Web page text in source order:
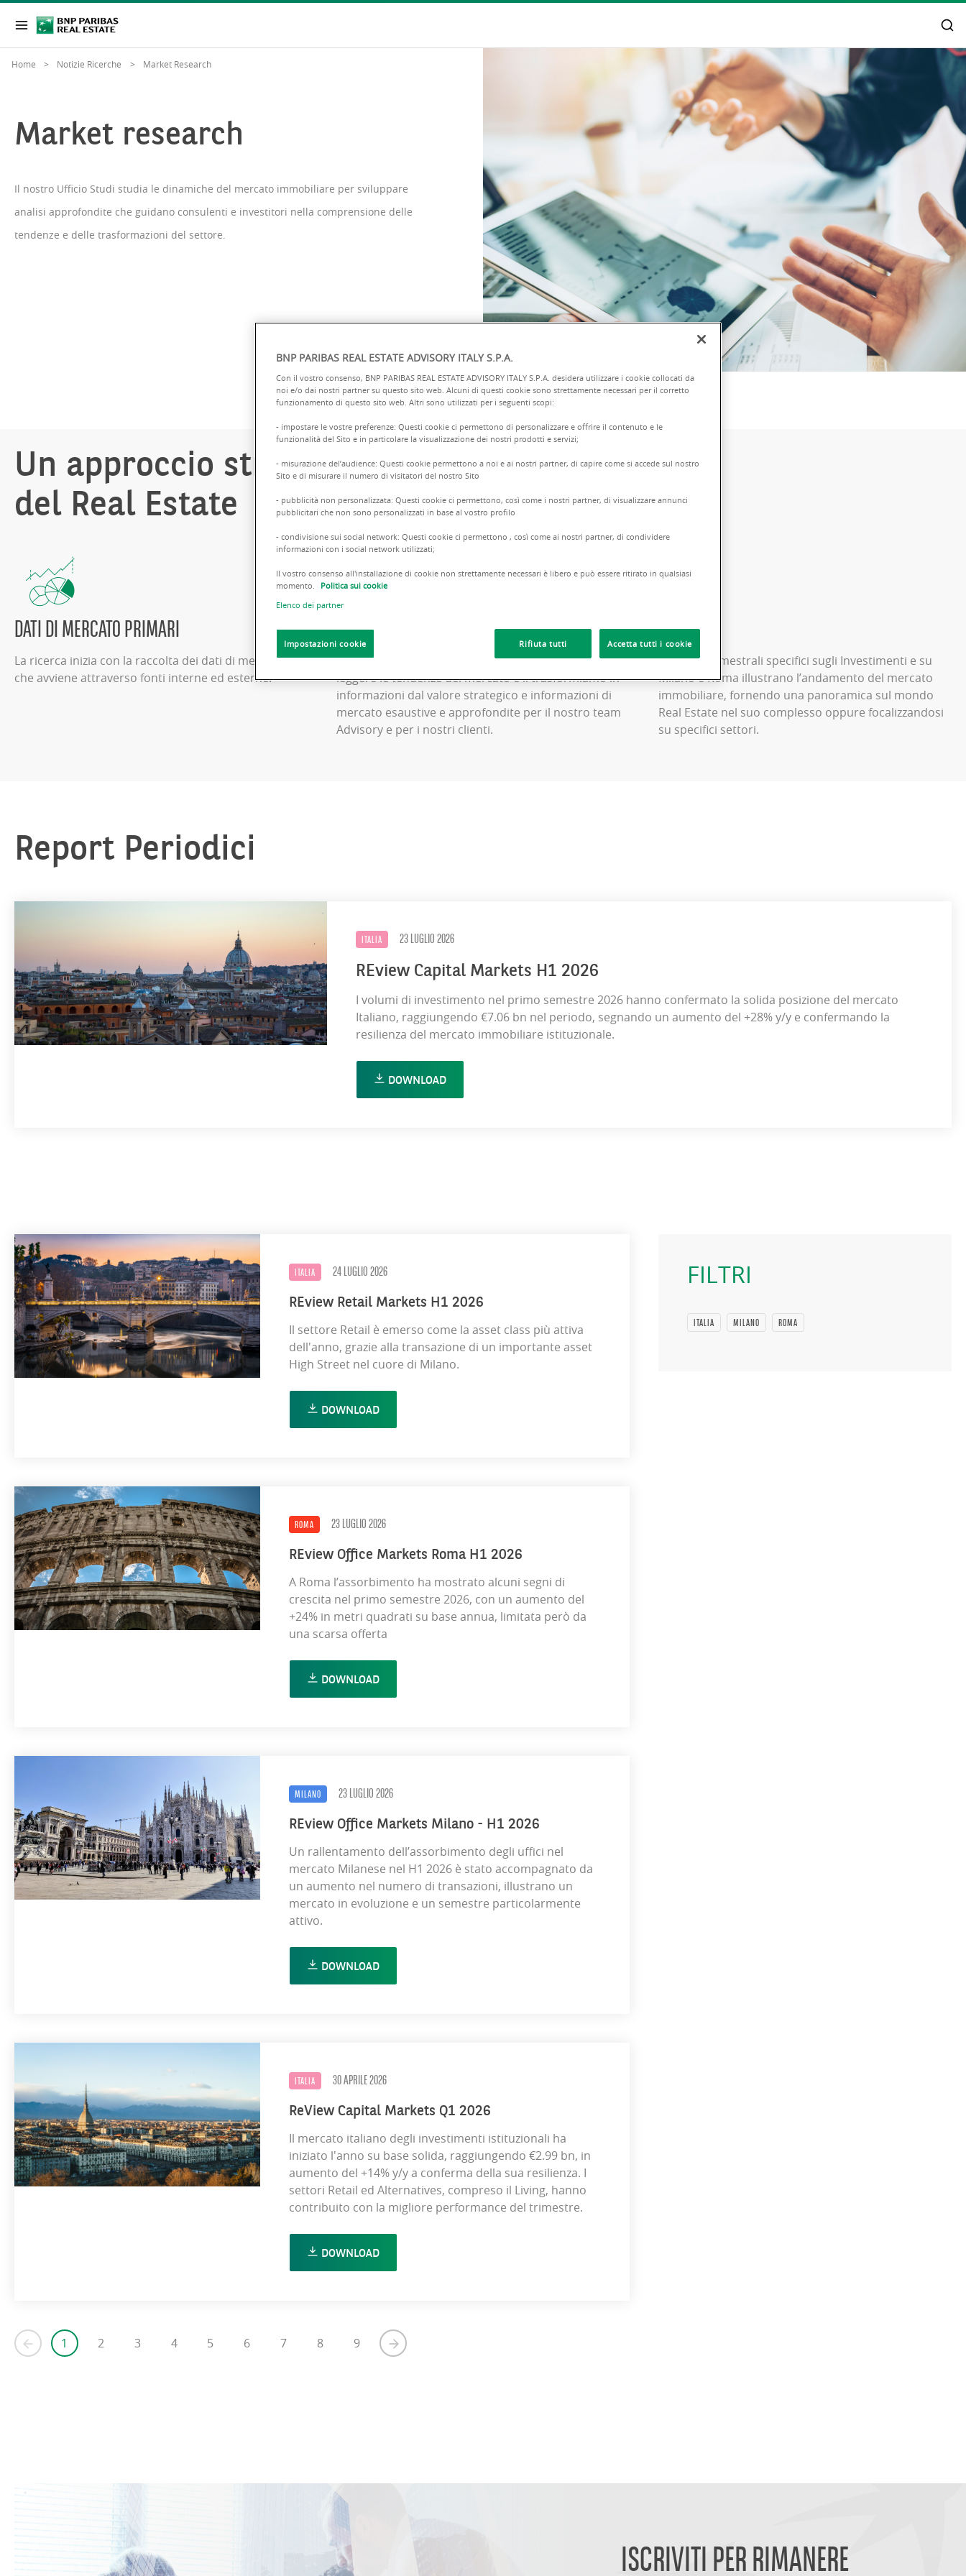
Home Notizie Ricerche Market Research
Market research
Il nostro Ufficio Studi studia le dinamiche del mercato immobiliare per sviluppare
analisi approfondite che guidano consulenti e investitori nella comprensione delle
tendenze e delle trasformazioni del settore.
Un approccio strategico allo studio
del Real Estate
DATI DI MERCATO PRIMARI
La ricerca inizia con la raccolta dei dati di mercato,
che avviene attraverso fonti interne ed esterne.
ANALISI DEI DATI
In fase di analisi, elaboriamo dati complessi per
leggere le tendenze del mercato e li trasformiamo in
informazioni dal valore strategico e informazioni di
mercato esaustive e approfondite per il nostro team
Advisory e per i nostri clienti.
RISULTATI
I Report Trimestrali specifici sugli Investimenti e su
Milano e Roma illustrano l’andamento del mercato
immobiliare, fornendo una panoramica sul mondo
Real Estate nel suo complesso oppure focalizzandosi
su specifici settori.
Report Periodici
ITALIA 23 LUGLIO 2026
REview Capital Markets H1 2026
I volumi di investimento nel primo semestre 2026 hanno confermato la solida posizione del mercato
Italiano, raggiungendo €7.06 bn nel periodo, segnando un aumento del +28% y/y e confermando la
resilienza del mercato immobiliare istituzionale.
DOWNLOAD
ITALIA 24 LUGLIO 2026
REview Retail Markets H1 2026
Il settore Retail è emerso come la asset class più attiva
dell'anno, grazie alla transazione di un importante asset
High Street nel cuore di Milano.
DOWNLOAD
ROMA 23 LUGLIO 2026
REview Office Markets Roma H1 2026
A Roma l’assorbimento ha mostrato alcuni segni di
crescita nel primo semestre 2026, con un aumento del
+24% in metri quadrati su base annua, limitata però da
una scarsa offerta
DOWNLOAD
MILANO 23 LUGLIO 2026
REview Office Markets Milano - H1 2026
Un rallentamento dell’assorbimento degli uffici nel
mercato Milanese nel H1 2026 è stato accompagnato da
un aumento nel numero di transazioni, illustrano un
mercato in evoluzione e un semestre particolarmente
attivo.
DOWNLOAD
ITALIA 30 APRILE 2026
ReView Capital Markets Q1 2026
Il mercato italiano degli investimenti istituzionali ha
iniziato l'anno su base solida, raggiungendo €2.99 bn, in
aumento del +14% y/y a conferma della sua resilienza. I
settori Retail ed Alternatives, compreso il Living, hanno
contribuito con la migliore performance del trimestre.
DOWNLOAD
PreviousCurrent
1 Page
2 Page
3 Page
4 Page
5 Page
6 Page
7 Page
8 Page
9
Next
FILTRI
ITALIA MILANO ROMA
ISCRIVITI PER RIMANERE
BNP PARIBAS REAL ESTATE ADVISORY ITALY S.P.A.
Con il vostro consenso, BNP PARIBAS REAL ESTATE ADVISORY ITALY S.P.A. desidera utilizzare i cookie collocati da
noi e/o dai nostri partner su questo sito web. Alcuni di questi cookie sono strettamente necessari per il corretto
funzionamento di questo sito web. Altri sono utilizzati per i seguenti scopi:
- impostare le vostre preferenze: Questi cookie ci permettono di personalizzare e offrire il contenuto e le
funzionalità del Sito e in particolare la visualizzazione dei nostri prodotti e servizi;
- misurazione del’audience: Questi cookie permettono a noi e ai nostri partner, di capire come si accede sul nostro
Sito e di misurare il numero di visitatori del nostro Sito
- pubblicità non personalizzata: Questi cookie ci permettono, così come i nostri partner, di visualizzare annunci
pubblicitari che non sono personalizzati in base al vostro profilo
- condivisione sui social network: Questi cookie ci permettono , così come ai nostri partner, di condividere
informazioni con i social network utilizzati;
Il vostro consenso all'installazione di cookie non strettamente necessari è libero e può essere ritirato in qualsiasi
momento.
Politica sui cookie
Elenco dei partner
Impostazioni cookie Rifiuta tutti Accetta tutti i cookie